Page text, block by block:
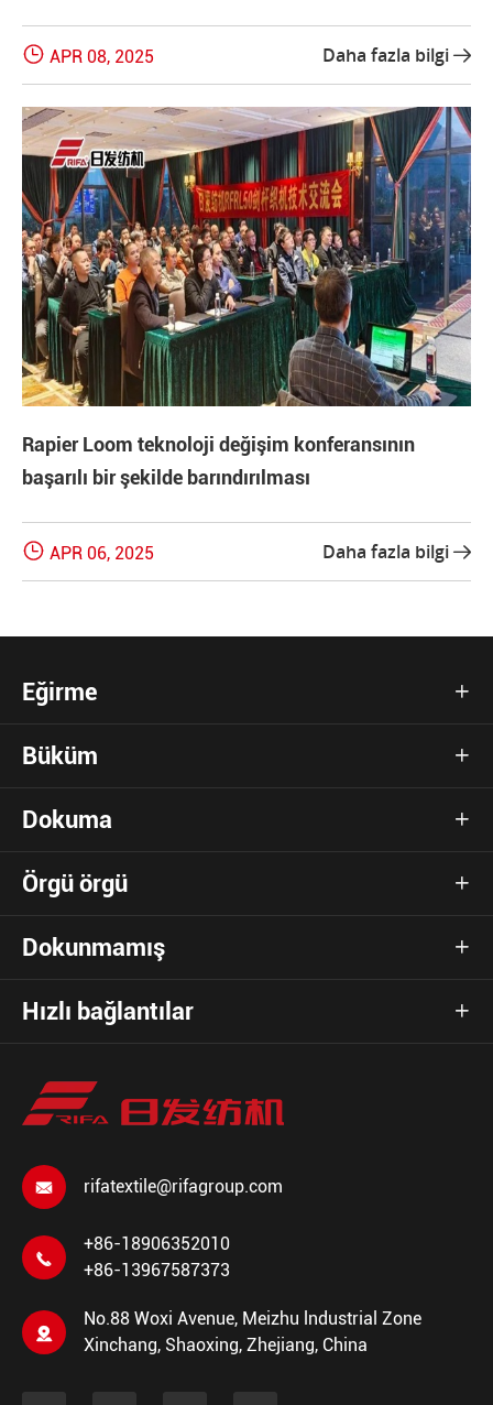
 APR 08, 2025 Daha fazla bilgi 
Rapier Loom teknoloji değişim konferansının
başarılı bir şekilde barındırılması
 APR 06, 2025 Daha fazla bilgi 
Eğirme 
Büküm 
Dokuma 
Örgü örgü 
Dokunmamış 
Hızlı bağlantılar 
 rifatextile@rifagroup.com

+86-18906352010
+86-13967587373

No.88 Woxi Avenue, Meizhu lndustrial Zone
Xinchang, Shaoxing, Zhejiang, China